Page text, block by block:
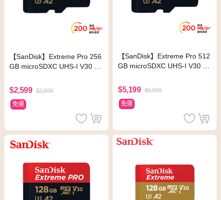
【SanDisk】Extreme Pro 256
GB microSDXC UHS-I V30 A2
$2,599 $2,999
免運
【SanDisk】Extreme Pro 512
GB microSDXC UHS-I V30 A2
$5,199 $5,999
免運